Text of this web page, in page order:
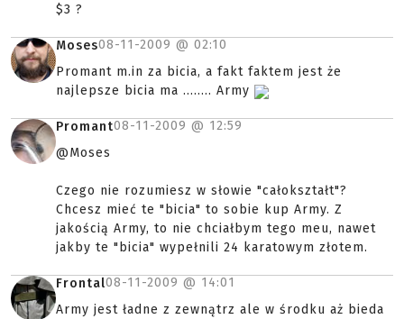
$3 ?
Moses08-11-2009 @ 02:10
Promant m.in za bicia, a fakt faktem jest że
najlepsze bicia ma ........ Army
Promant08-11-2009 @ 12:59
@Moses
Czego nie rozumiesz w słowie "całokształt"?
Chcesz mieć te "bicia" to sobie kup Army. Z
jakością Army, to nie chciałbym tego meu, nawet
jakby te "bicia" wypełnili 24 karatowym złotem.
Frontal08-11-2009 @ 14:01
Army jest ładne z zewnątrz ale w środku aż bieda